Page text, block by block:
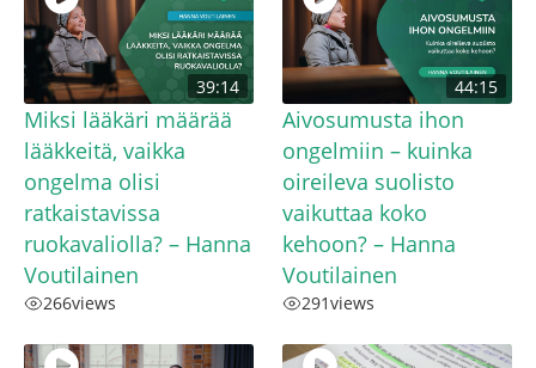
39:14
Miksi lääkäri määrää
lääkkeitä, vaikka
ongelma olisi
ratkaistavissa
ruokavaliolla? – Hanna
Voutilainen
266views
44:15
Aivosumusta ihon
ongelmiin – kuinka
oireileva suolisto
vaikuttaa koko
kehoon? – Hanna
Voutilainen
291views